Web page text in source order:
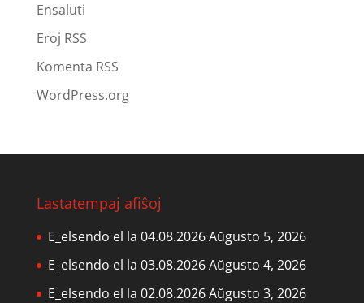
Ensaluti
Eroj RSS
Komenta RSS
WordPress.org
Lastatempaj afiŝoj
E_elsendo el la 04.08.2026Aŭgusto 5, 2026
E_elsendo el la 03.08.2026Aŭgusto 4, 2026
E_elsendo el la 02.08.2026Aŭgusto 3, 2026